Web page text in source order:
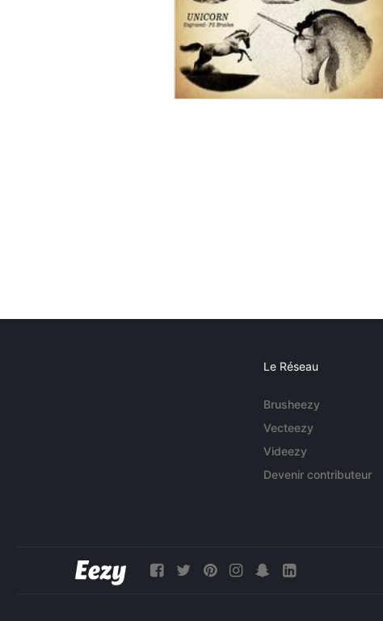
Le Réseau
Brusheezy
Vecteezy
Videezy
Devenir contributeur